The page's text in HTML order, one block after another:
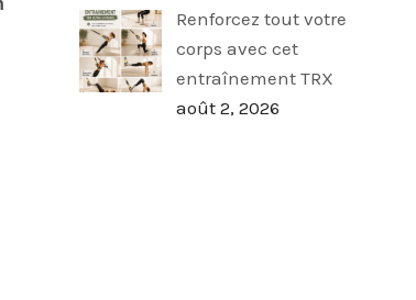
Renforcez tout votre
corps avec cet
entraînement TRX
août 2, 2026